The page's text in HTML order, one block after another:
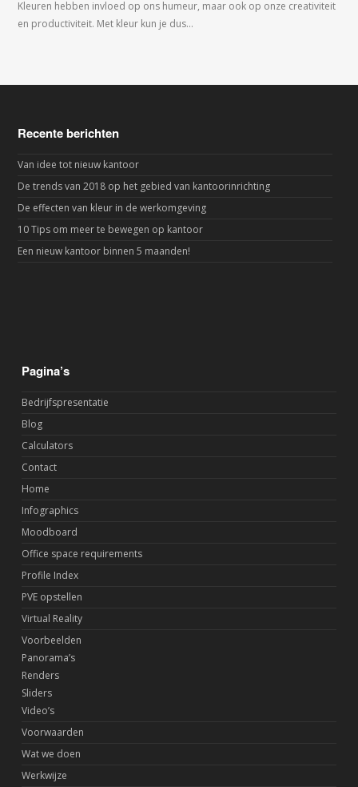
Kleuren hebben invloed op ons humeur, maar ook op onze creativiteit
en productiviteit. Met kleur kun je dus…
Recente berichten
Van idee tot nieuw kantoor
De trends van 2018 op het gebied van kantoorinrichting
De effecten van kleur in de werkomgeving
10 Tips om meer te bewegen op kantoor
Een nieuw kantoor binnen 5 maanden!
Pagina’s
Bedrijfspresentatie
Blog
Calculators
Contact
Home
Infographics
Moodboard
Office space requirements
Profile Index
PVE opstellen
Virtual Reality
Voorbeelden
Panorama’s
Renders
Sliders
Video’s
Voorwaarden
Wat we doen
Werkwijze